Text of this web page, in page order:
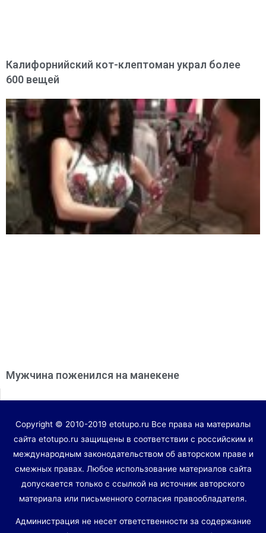
Калифорнийский кот-клептоман украл более
600 вещей
Мужчина поженился на манекене
Copyright © 2010-2019 etotupo.ru Все права на материалы
сайта etotupo.ru защищены в соответствии с российским и
международным законодательством об авторском праве и
смежных правах. Любое использование материалов сайта
допускается только с ссылкой на источник авторского
материала или письменного согласия правообладателя.
Администрация не несет ответственности за содержание